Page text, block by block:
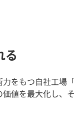
る
をもつ自社工場
値を最大化し、